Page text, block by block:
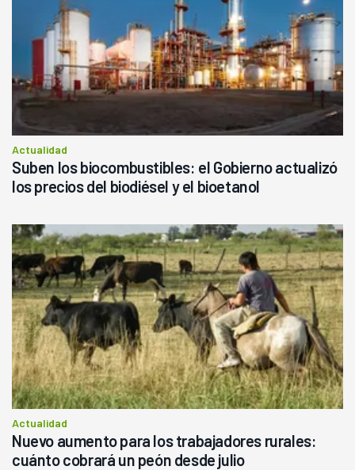
Actualidad
Suben los biocombustibles: el Gobierno actualizó
los precios del biodiésel y el bioetanol
Actualidad
Nuevo aumento para los trabajadores rurales:
cuánto cobrará un peón desde julio